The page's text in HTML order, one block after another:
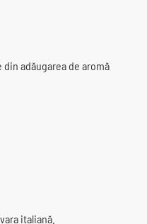
adăugarea de aromă
italiană.